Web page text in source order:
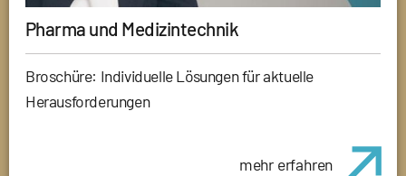
Pharma und Medizintechnik
Broschüre: Individuelle Lösungen für aktuelle
Herausforderungen
mehr erfahren